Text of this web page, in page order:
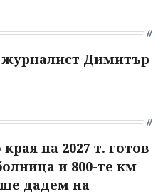
Димитър
на 2027 т. готов
и 800-те км
дадем на